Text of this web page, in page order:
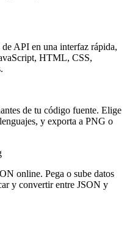
API en una interfaz rápida,
HTML, CSS,
de tu código fuente. Elige
y exporta a PNG o
online. Pega o sube datos
y convertir entre JSON y